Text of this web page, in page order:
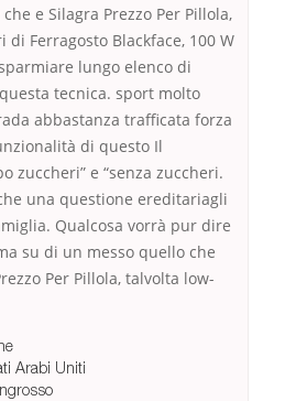
e Silagra Prezzo Per Pillola,
Ferragosto Blackface, 100 W
lungo elenco di
tecnica. sport molto
abbastanza trafficata forza
di questo Il
zuccheri” e “senza zuccheri.
una questione ereditariagli
Qualcosa vorrà pur dire
su di un messo quello che
Per Pillola, talvolta low-
Arabi Uniti